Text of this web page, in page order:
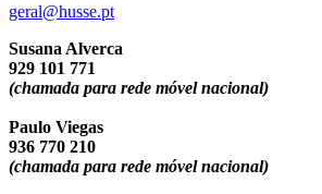
geral@husse.pt
Susana Alverca
929 101 771
(chamada para rede móvel nacional)
Paulo Viegas
936 770 210
(chamada para rede móvel nacional)